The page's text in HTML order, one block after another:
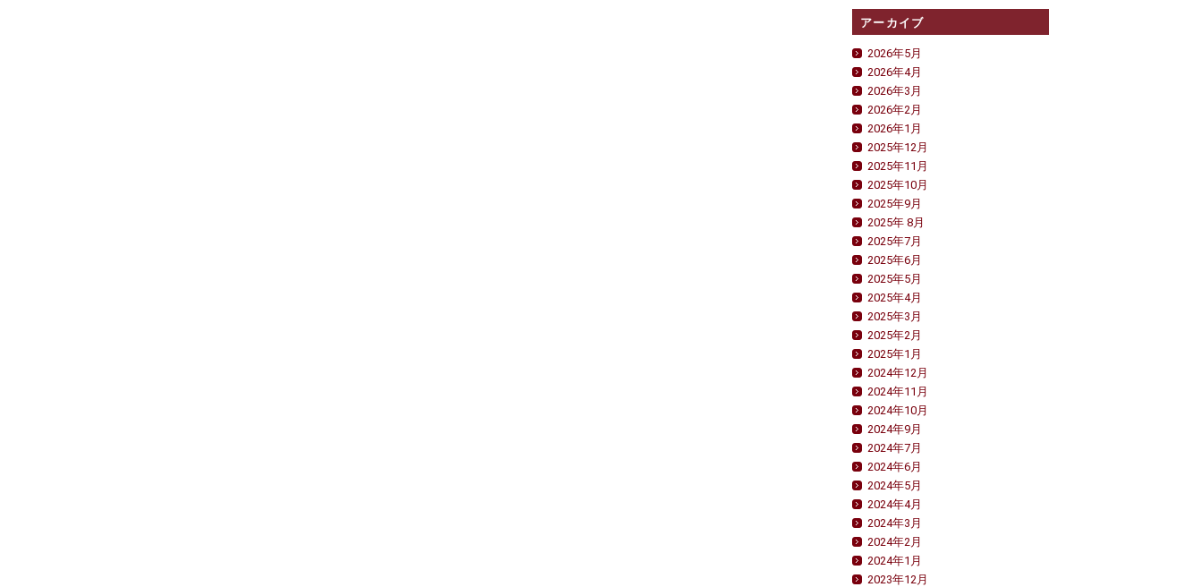
アーカイブ
2026年5月
2026年4月
2026年3月
2026年2月
2026年1月
2025年12月
2025年11月
2025年10月
2025年9月
2025年 8月
2025年7月
2025年6月
2025年5月
2025年4月
2025年3月
2025年2月
2025年1月
2024年12月
2024年11月
2024年10月
2024年9月
2024年7月
2024年6月
2024年5月
2024年4月
2024年3月
2024年2月
2024年1月
2023年12月